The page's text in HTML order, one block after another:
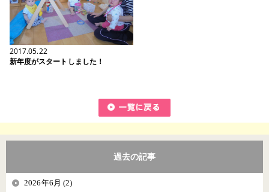
2017.05.22
新年度がスタートしました！
過去の記事
2026年6月 (2)